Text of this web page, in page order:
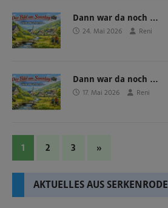
Dann war da noch …
24. Mai 2026 Reni
Dann war da noch …
17. Mai 2026 Reni
1 2 3 »
AKTUELLES AUS SERKENRODE